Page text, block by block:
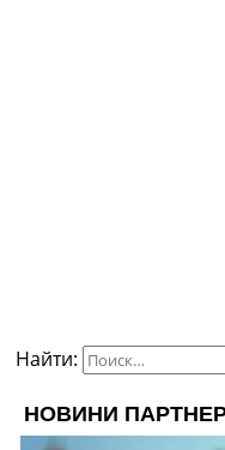
Найти: